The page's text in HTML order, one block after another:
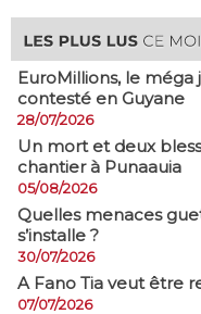
EuroMillions, ​le méga
contesté en Guyane
28/07/2026
​Un mort et deux
chantier à Punaauia
05/08/2026
Quelles menaces
s’installe ?
30/07/2026
A Fano Tia veut être
07/07/2026